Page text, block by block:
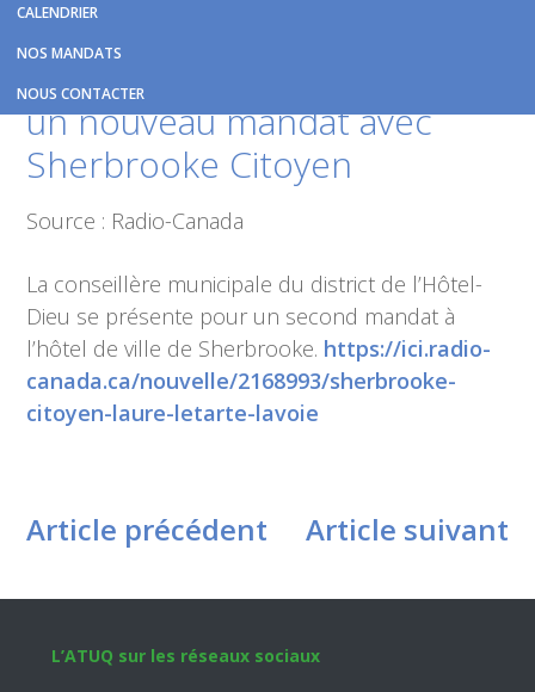
CALENDRIER
NOS MANDATS
NOUS CONTACTER
Citoyen
Laure Letarte-Lavoie sollicite
un nouveau mandat avec
Sherbrooke Citoyen
Source : Radio-Canada
La conseillère municipale du district de l’Hôtel-
Dieu se présente pour un second mandat à
l’hôtel de ville de Sherbrooke. https://ici.radio-
canada.ca/nouvelle/2168993/sherbrooke-
citoyen-laure-letarte-lavoie
Article précédent Article suivant
Footer
L’ATUQ sur les réseaux sociaux